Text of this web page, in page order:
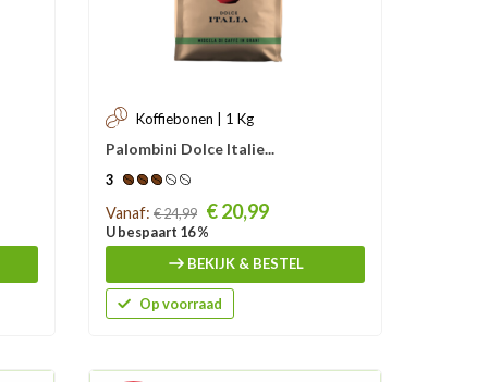
Koffiebonen | 1 Kg
Palombini Dolce Italie...
3
Prijs
Vanaf: € 24,99 € 20,99
U bespaart 16 %
BEKIJK & BESTEL
Op voorraad